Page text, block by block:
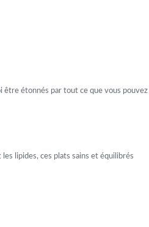
être étonnés par tout ce que vous pouvez
lipides, ces plats sains et équilibrés
joker à bon escient.